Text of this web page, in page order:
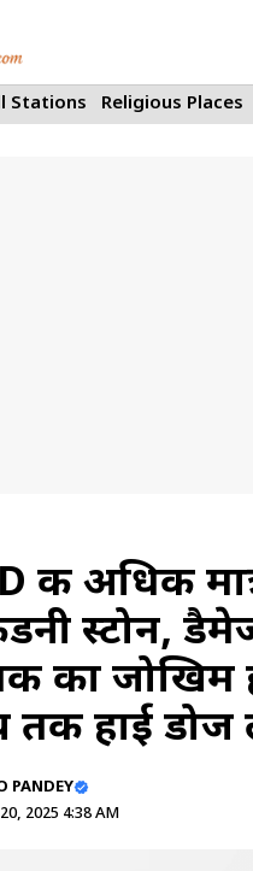
Stations Religious Places
की अधिक
स्टोन,
का जोखिम
हाई डोज
PANDEY
2025 4:38 AM